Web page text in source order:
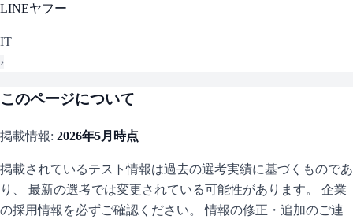
LINEヤフー
IT
›
このページについて
掲載情報: 2026年5月 時点
掲載されているテスト情報は過去の選考実績に基づくものであ
り、 最新の選考では変更されている可能性があります。 企業
の採用情報を必ずご確認ください。 情報の修正・追加のご連